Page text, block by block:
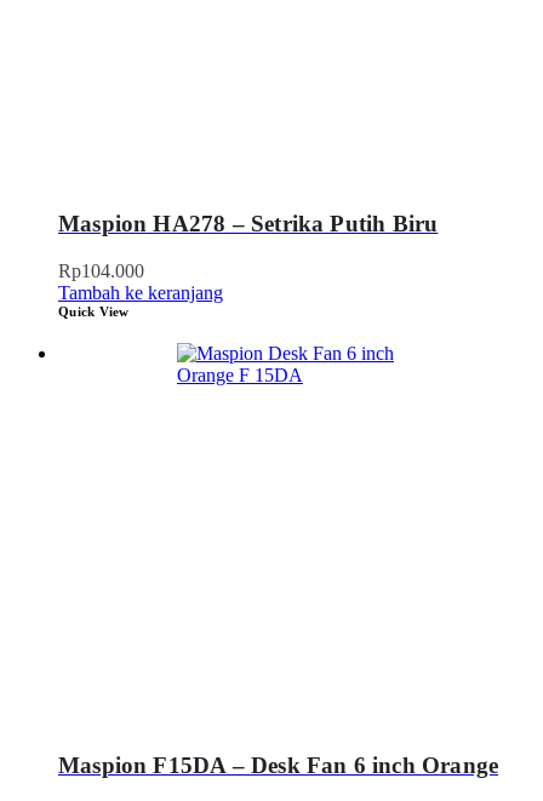
Maspion HA278 – Setrika Putih Biru
Rp104.000
Tambah ke keranjang
Quick View
Maspion F15DA – Desk Fan 6 inch Orange